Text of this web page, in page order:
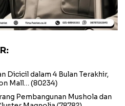
Dicicil dalam 4 Bulan Terakhir,
Mall… (80234)
Pembangunan Mushola dan